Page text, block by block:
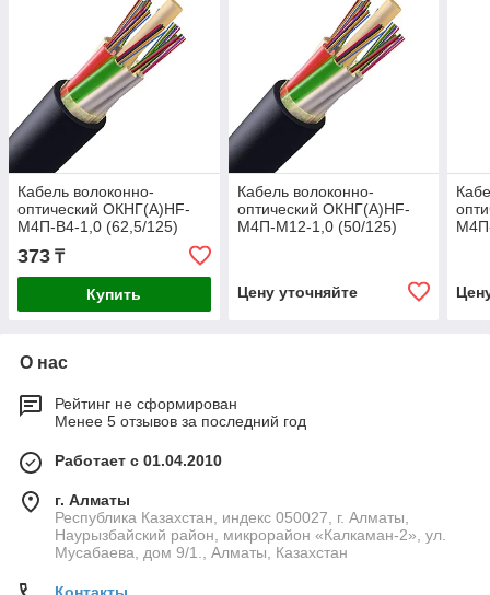
Кабель волоконно-
оптический ОКНГ(А)HF-
М4П-В4-1,0 (62,5/125)
373 ₸
Купить
Кабель волоконно-
оптический ОКНГ(А)HF-
М4П-М12-1,0 (50/125)
Цену уточняйте
О нас
Рейтинг не сформирован
Менее 5 отзывов за последний год
Работает с 01.04.2010
г. Алматы
Республика Казахстан, индекс 050027, г. Алматы,
Наурызбайский район, микрорайон «Калкаман-2», ул.
Мусабаева, дом 9/1., Алматы, Казахстан